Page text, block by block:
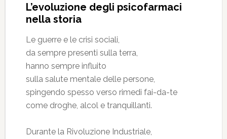
L’evoluzione degli psicofarmaci
nella storia
Le guerre e le crisi sociali,
da sempre presenti sulla terra,
hanno sempre influito
sulla salute mentale delle persone,
spingendo spesso verso rimedi fai-da-te
come droghe, alcol e tranquillanti.
Durante la Rivoluzione Industriale,